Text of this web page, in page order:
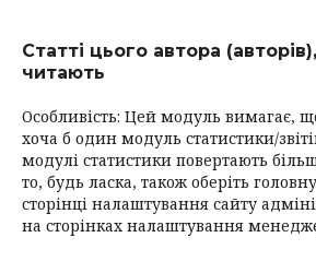
Статті цього автора
читають
Особливість: Цей модуль вимагає,
хоча б один модуль статистики/
модулі статистики повертають
то, будь ласка, також оберіть
сторінці налаштування сайту
на сторінках налаштування